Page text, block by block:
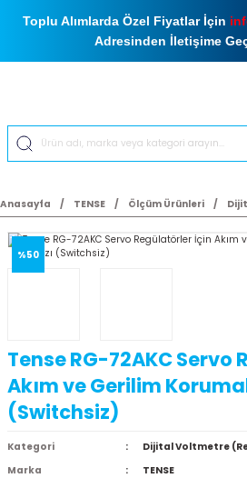
Toplu Alımlarda Özel Fiyatlar İçin
Adresinden İletişime
Anasayfa TENSE Ölçüm Ürünleri
%50
Tense RG-72AKC
Akım ve Gerilim
(Switchsiz)
Kategori
Dijital Voltmetre
Marka
TENSE